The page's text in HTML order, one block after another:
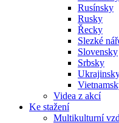
Rusínsky
Rusky
Řecky
Slezké
Slovensky
Srbsky
Videa z akcí
Ke stažení
Multikulturní